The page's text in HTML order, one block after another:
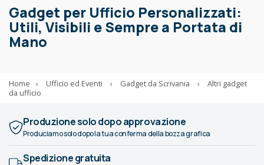
Gadget per Ufficio Personalizzati:
Utili, Visibili e Sempre a Portata di
Mano
Home › Ufficio ed Eventi › Gadget da Scrivania ›
Altri gadget
da ufficio
Produzione solo dopo approvazione
Produciamo solo dopo la tua conferma della bozza grafica
Spedizione gratuita